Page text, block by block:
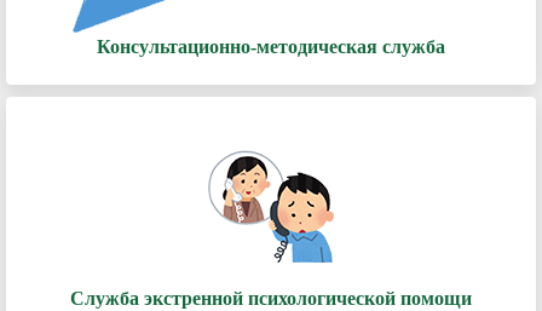
Консультационно-методическая служба
Служба экстренной психологической помощи